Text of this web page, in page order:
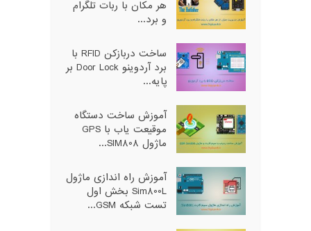
هر مکان با ربات تلگرام
و برد...
ساخت دربازکن RFID با
برد آردوینو Door Lock بر
پایه...
آموزش ساخت دستگاه
موقیعت یاب با GPS
ماژول SIM808...
آموزش راه اندازی ماژول
Sim800L بخش اول
تست شبکه GSM...